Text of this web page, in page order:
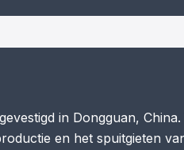
in Dongguan,
en het spuitgieten